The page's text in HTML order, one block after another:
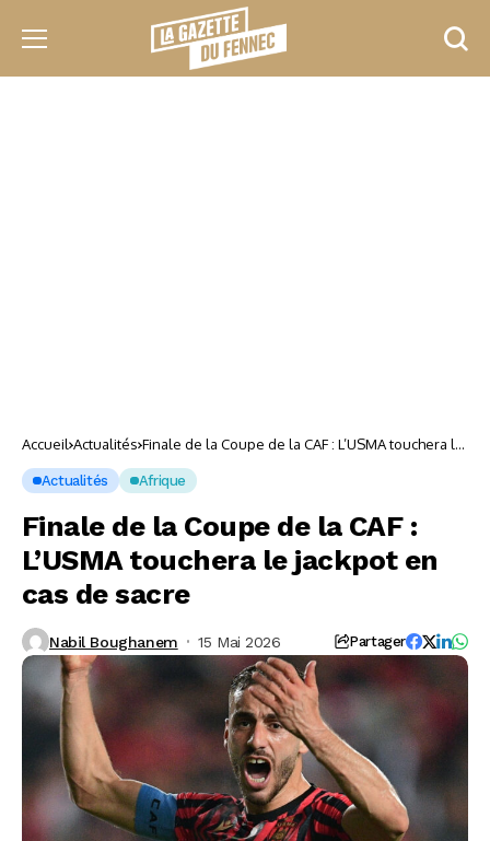
Accueil Actualités Finale de la Coupe de la CAF : L’USMA touchera le
Actualités Afrique
Finale de la Coupe de la CAF :
L’USMA touchera le jackpot en
cas de sacre
Nabil Boughanem 15 Mai 2026 Partager